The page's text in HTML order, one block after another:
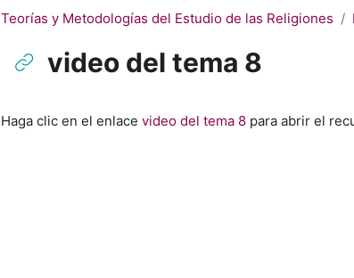
Teorías y Metodologías del Estudio de las Religiones
video del tema 8
Haga clic en el enlace video del tema 8 para abrir el